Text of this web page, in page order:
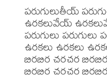
పరుగులుతీయ్
ఉరకలువేయ్
పరుగులు
ఉరకలు ఉరకలు
బిరబిర చరచర
బిరబిర చరచర